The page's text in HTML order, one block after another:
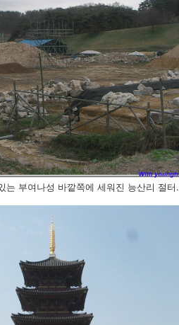
는 부여나성 바깥쪽에 세워진 능산리 절터.